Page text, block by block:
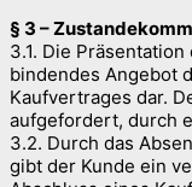
§ 3 –
3.1. Die
bindendes Angebot
Kaufvertrages dar.
aufgefordert, durch
3.2. Durch das
gibt der Kunde ein